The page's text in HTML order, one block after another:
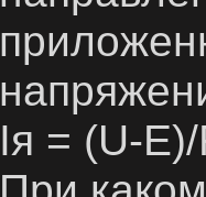
Iя = (U-